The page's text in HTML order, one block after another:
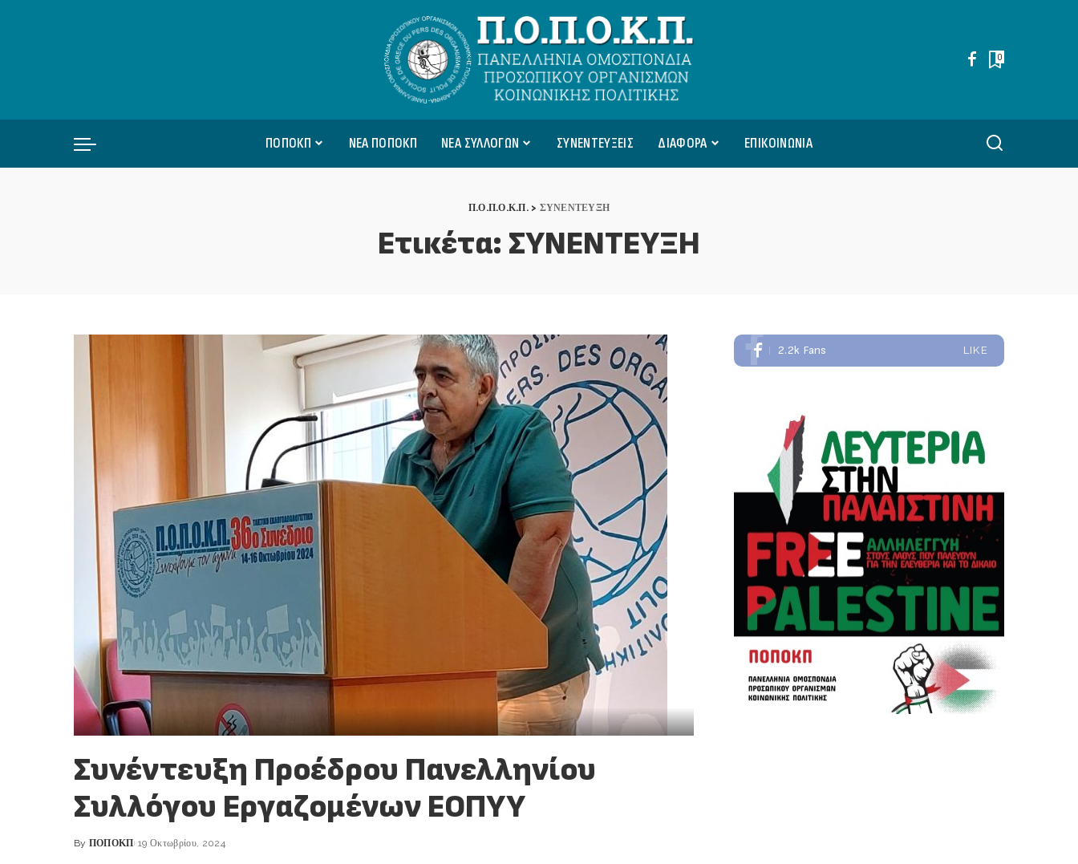
0
ΠΟΠΟΚΠ ΝΕΑ ΠΟΠΟΚΠ ΝΕΑ ΣΥΛΛΟΓΩΝ ΣΥΝΕΝΤΕΥΞΕΙΣ ΔΙΑΦΟΡΑ ΕΠΙΚΟΙΝΩΝΊΑ
Π.Ο.Π.Ο.Κ.Π.> ΣΥΝΕΝΤΕΥΞΗ
Ετικέτα: ΣΥΝΕΝΤΕΥΞΗ
Συνέντευξη Προέδρου Πανελληνίου
Συλλόγου Εργαζομένων ΕΟΠΥΥ
Posted
By ΠΟΠΟΚΠ 19 Οκτωβρίου, 2024
2.2k Fans LIKE